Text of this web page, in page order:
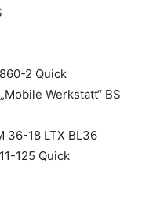
2 Quick
Werkstatt“ BS
36-18 LTX BL36
125 Quick